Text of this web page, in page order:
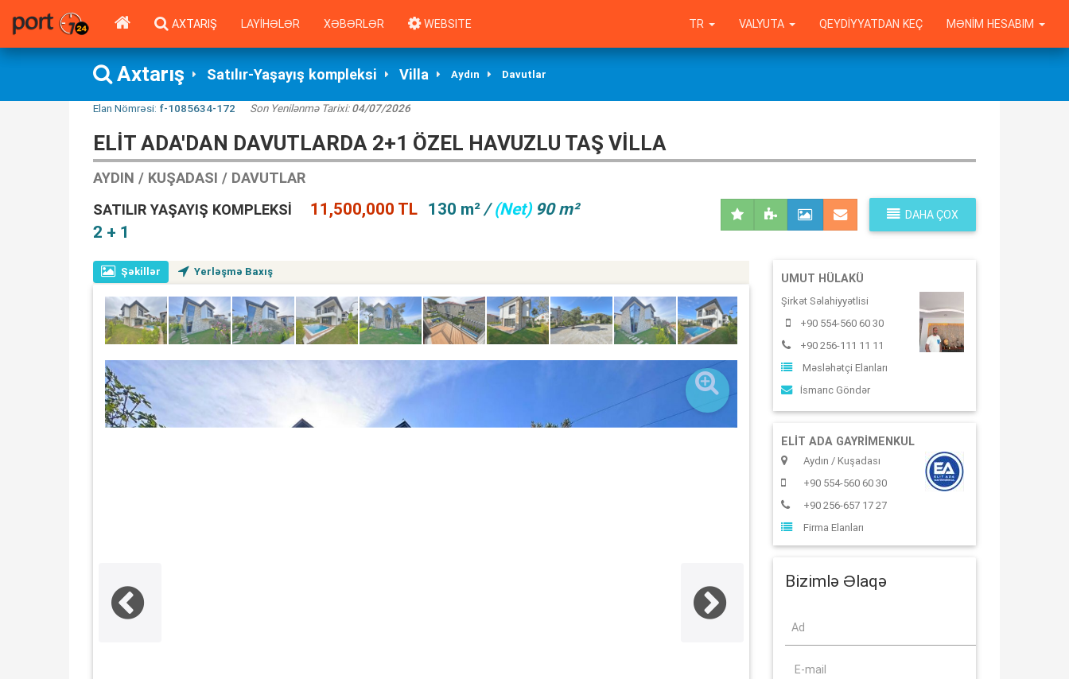
AXTARIŞ LAYIHƏLƏR XƏBƏRLƏR WEBSITE MƏNIM HESABIM
QEYDIYYATDAN KEÇ
VALYUTA
TR
Axtarış Satılır-Yaşayış kompleksi Villa Aydın Davutlar
Elan Nömrəsi: f-1085634-172 Son Yenilənmə Tarixi:04/07/2026
ELİT ADA'DAN DAVUTLARDA 2+1 ÖZEL HAVUZLU TAŞ VİLLA
AYDIN / KUŞADASI / DAVUTLAR
SATILIR YAŞAYIŞ KOMPLEKSI
11,500,000 TL 130 m²/(Net)90 m²
2 + 1
DAHA ÇOX
Şəkillər Yerləşmə Baxış UMUT HÜLAKÜ
Şirkət Səlahiyyətlisi
+90 554-560 60 30
+90 256-111 11 11
Məsləhətçi Elanları
İsmarıc Göndər
ELIT ADA GAYRIMENKUL
Aydın / Kuşadası
+90 554-560 60 30
+90 256-657 17 27
Firma Elanları
Bizimlə Əlaqə